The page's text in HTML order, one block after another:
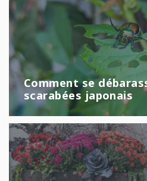
Comment se
scarabées japonais